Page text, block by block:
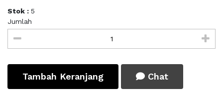
Stok : 5
Jumlah
Tambah Keranjang Chat